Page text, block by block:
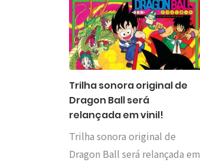
Trilha sonora original de
Dragon Ball será
relançada em vinil!
Trilha sonora original de
Dragon Ball será relançada em